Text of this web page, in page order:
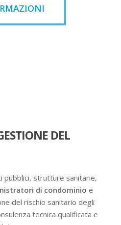
DEL
pubblici, strutture sanitarie,
di condominio e
del rischio sanitario degli
tecnica qualificata e